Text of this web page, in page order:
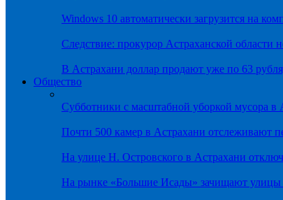
Windows 10 автоматически загрузится на
Следствие: прокурор Астраханской области
В Астрахани доллар продают уже по 63
Общество
Субботники с масштабной уборкой мусора в
Почти 500 камер в Астрахани отслеживают
На улице Н. Островского в Астрахани
На рынке «Большие Исады» зачищают улицы